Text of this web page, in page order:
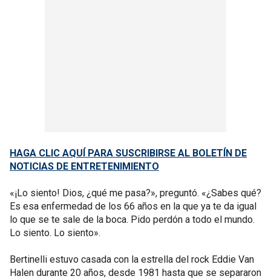
HAGA CLIC AQUÍ PARA SUSCRIBIRSE AL BOLETÍN DE
NOTICIAS DE ENTRETENIMIENTO
«¡Lo siento! Dios, ¿qué me pasa?», preguntó. «¿Sabes qué?
Es esa enfermedad de los 66 años en la que ya te da igual
lo que se te sale de la boca. Pido perdón a todo el mundo.
Lo siento. Lo siento».
Bertinelli estuvo casada con la estrella del rock Eddie Van
Halen durante 20 años, desde 1981 hasta que se separaron